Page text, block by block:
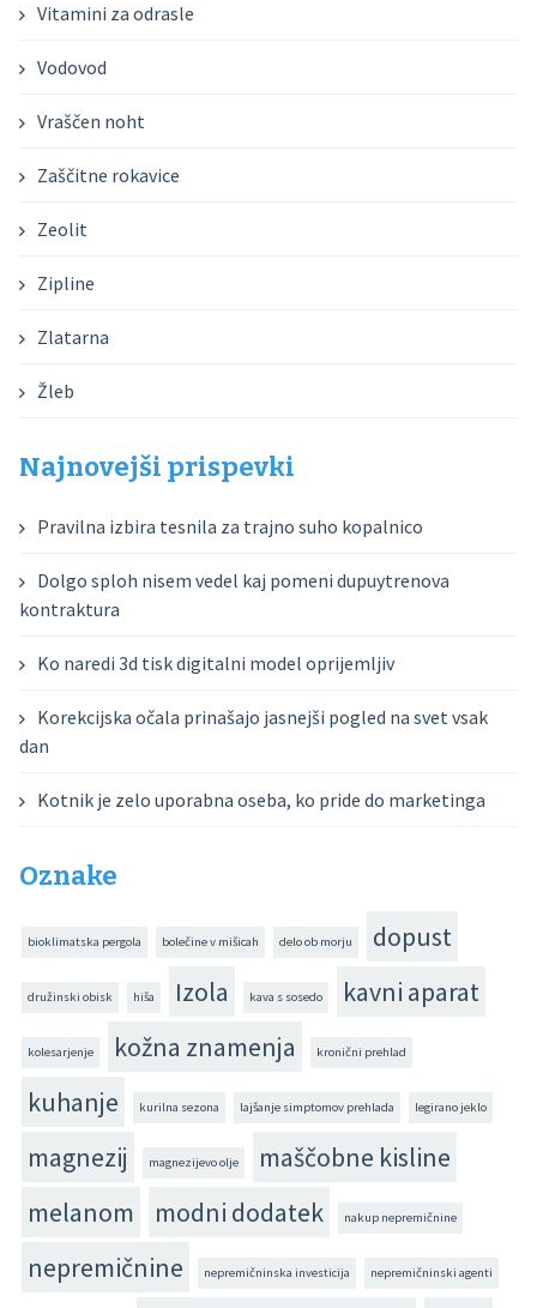
Vitamini za odrasle
Vodovod
Vraščen noht
Zaščitne rokavice
Zeolit
Zipline
Zlatarna
Žleb
Najnovejši prispevki
Pravilna izbira tesnila za trajno suho kopalnico
Dolgo sploh nisem vedel kaj pomeni dupuytrenova
kontraktura
Ko naredi 3d tisk digitalni model oprijemljiv
Korekcijska očala prinašajo jasnejši pogled na svet vsak
dan
Kotnik je zelo uporabna oseba, ko pride do marketinga
Oznake
bioklimatska pergola bolečine v mišicah delo ob morju dopust
družinski obisk hiša Izola kava s sosedo kavni aparat
kolesarjenje kožna znamenja kronični prehlad
kuhanje kurilna sezona lajšanje simptomov prehlada legirano jeklo
magnezij magnezijevo olje
maščobne kisline
melanom
modni dodatek nakup nepremičnine
nepremičnine nepremičninska investicija nepremičninski agenti